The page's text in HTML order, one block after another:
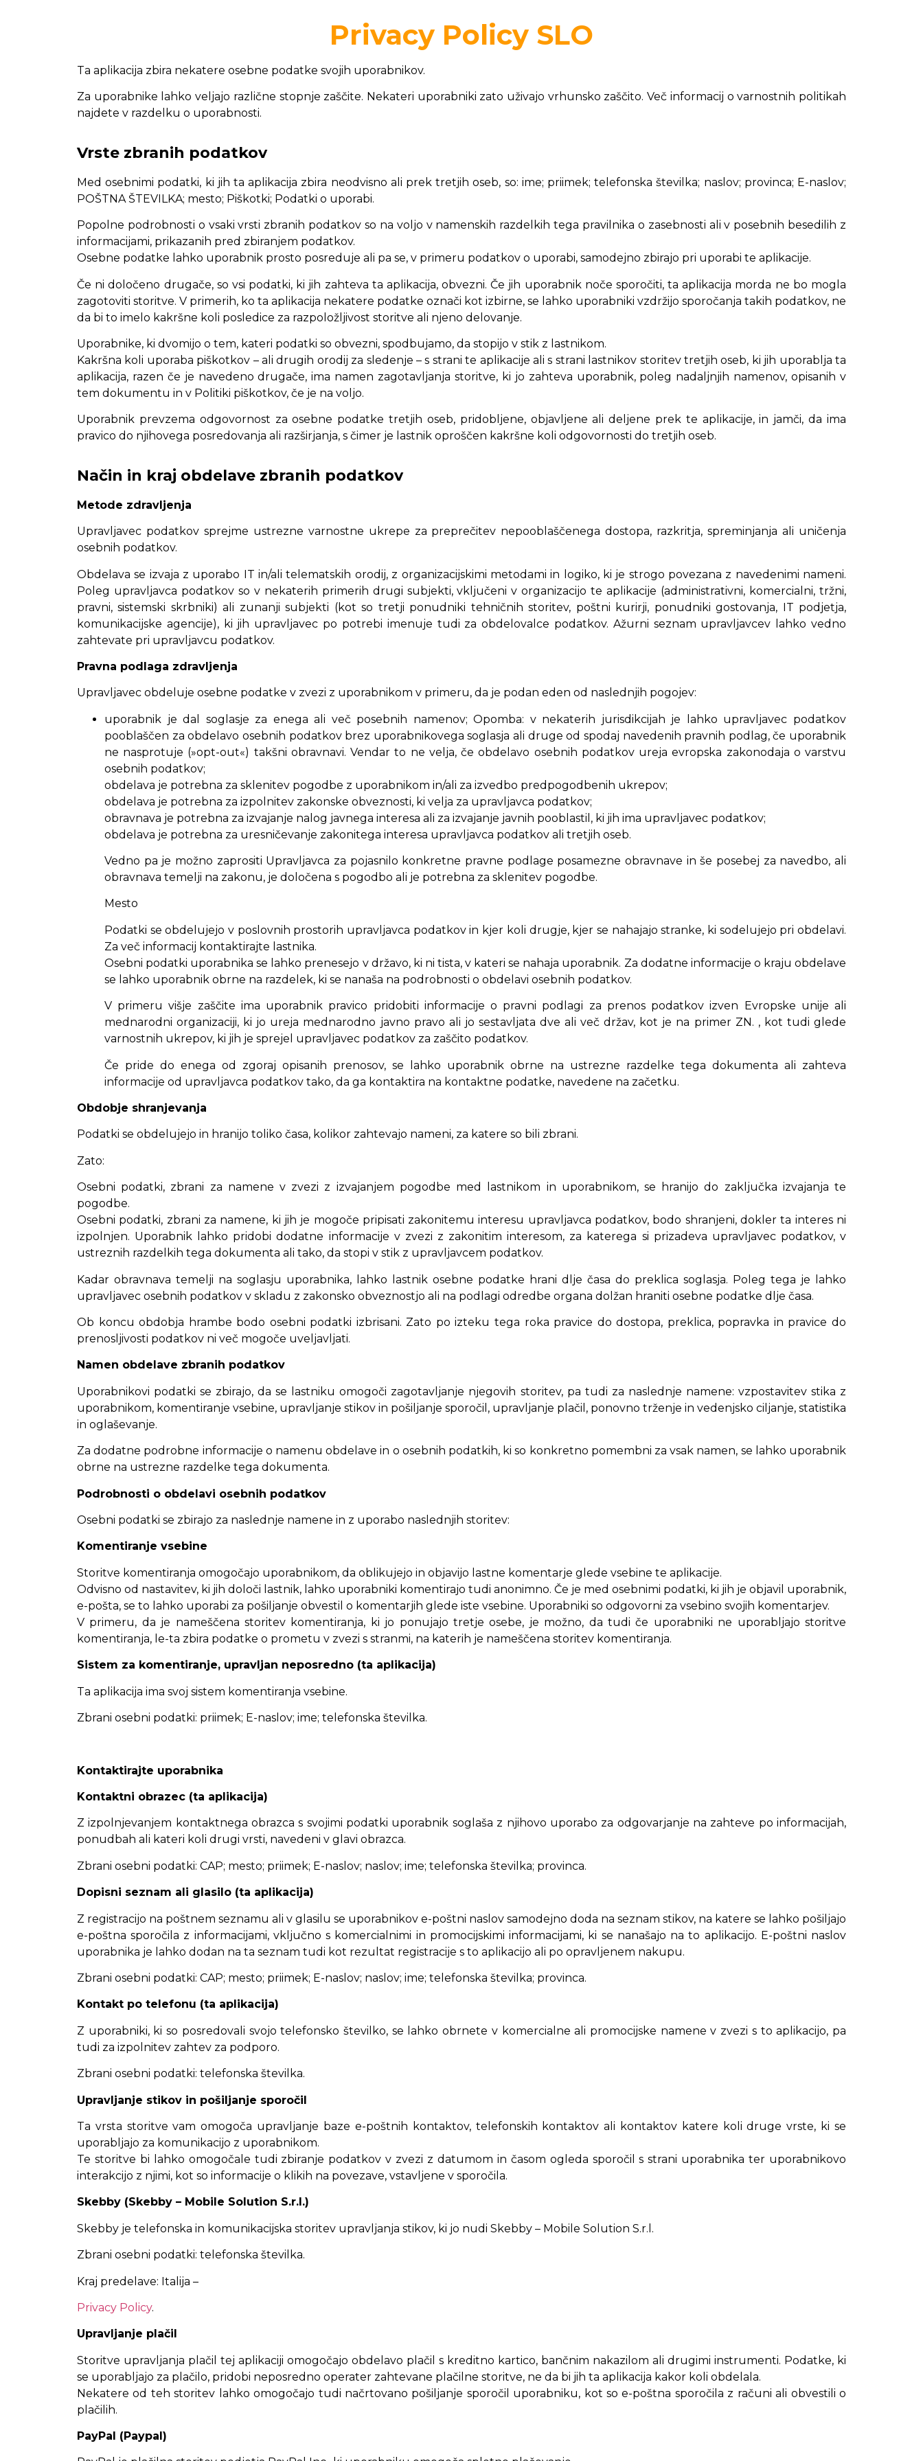
Privacy Policy SLO
Ta aplikacija zbira nekatere osebne podatke svojih uporabnikov.
Za uporabnike lahko veljajo različne stopnje zaščite. Nekateri uporabniki zato uživajo vrhunsko zaščito. Več informacij o varnostnih politikah
najdete v razdelku o uporabnosti.
Vrste zbranih podatkov
Med osebnimi podatki, ki jih ta aplikacija zbira neodvisno ali prek tretjih oseb, so: ime; priimek; telefonska številka; naslov; provinca; E-naslov;
POŠTNA ŠTEVILKA; mesto; Piškotki; Podatki o uporabi.
Popolne podrobnosti o vsaki vrsti zbranih podatkov so na voljo v namenskih razdelkih tega pravilnika o zasebnosti ali v posebnih besedilih z
informacijami, prikazanih pred zbiranjem podatkov.
Osebne podatke lahko uporabnik prosto posreduje ali pa se, v primeru podatkov o uporabi, samodejno zbirajo pri uporabi te aplikacije.
Če ni določeno drugače, so vsi podatki, ki jih zahteva ta aplikacija, obvezni. Če jih uporabnik noče sporočiti, ta aplikacija morda ne bo mogla
zagotoviti storitve. V primerih, ko ta aplikacija nekatere podatke označi kot izbirne, se lahko uporabniki vzdržijo sporočanja takih podatkov, ne
da bi to imelo kakršne koli posledice za razpoložljivost storitve ali njeno delovanje.
Uporabnike, ki dvomijo o tem, kateri podatki so obvezni, spodbujamo, da stopijo v stik z lastnikom.
Kakršna koli uporaba piškotkov – ali drugih orodij za sledenje – s strani te aplikacije ali s strani lastnikov storitev tretjih oseb, ki jih uporablja ta
aplikacija, razen če je navedeno drugače, ima namen zagotavljanja storitve, ki jo zahteva uporabnik, poleg nadaljnjih namenov, opisanih v
tem dokumentu in v Politiki piškotkov, če je na voljo.
Uporabnik prevzema odgovornost za osebne podatke tretjih oseb, pridobljene, objavljene ali deljene prek te aplikacije, in jamči, da ima
pravico do njihovega posredovanja ali razširjanja, s čimer je lastnik oproščen kakršne koli odgovornosti do tretjih oseb.
Način in kraj obdelave zbranih podatkov
Metode zdravljenja
Upravljavec podatkov sprejme ustrezne varnostne ukrepe za preprečitev nepooblaščenega dostopa, razkritja, spreminjanja ali uničenja
osebnih podatkov.
Obdelava se izvaja z uporabo IT in/ali telematskih orodij, z organizacijskimi metodami in logiko, ki je strogo povezana z navedenimi nameni.
Poleg upravljavca podatkov so v nekaterih primerih drugi subjekti, vključeni v organizacijo te aplikacije (administrativni, komercialni, tržni,
pravni, sistemski skrbniki) ali zunanji subjekti (kot so tretji ponudniki tehničnih storitev, poštni kurirji, ponudniki gostovanja, IT podjetja,
komunikacijske agencije), ki jih upravljavec po potrebi imenuje tudi za obdelovalce podatkov. Ažurni seznam upravljavcev lahko vedno
zahtevate pri upravljavcu podatkov.
Pravna podlaga zdravljenja
Upravljavec obdeluje osebne podatke v zvezi z uporabnikom v primeru, da je podan eden od naslednjih pogojev:
uporabnik je dal soglasje za enega ali več posebnih namenov; Opomba: v nekaterih jurisdikcijah je lahko upravljavec podatkov
pooblaščen za obdelavo osebnih podatkov brez uporabnikovega soglasja ali druge od spodaj navedenih pravnih podlag, če uporabnik
ne nasprotuje (»opt-out«) takšni obravnavi. Vendar to ne velja, če obdelavo osebnih podatkov ureja evropska zakonodaja o varstvu
osebnih podatkov;
obdelava je potrebna za sklenitev pogodbe z uporabnikom in/ali za izvedbo predpogodbenih ukrepov;
obdelava je potrebna za izpolnitev zakonske obveznosti, ki velja za upravljavca podatkov;
obravnava je potrebna za izvajanje nalog javnega interesa ali za izvajanje javnih pooblastil, ki jih ima upravljavec podatkov;
obdelava je potrebna za uresničevanje zakonitega interesa upravljavca podatkov ali tretjih oseb.
Vedno pa je možno zaprositi Upravljavca za pojasnilo konkretne pravne podlage posamezne obravnave in še posebej za navedbo, ali
obravnava temelji na zakonu, je določena s pogodbo ali je potrebna za sklenitev pogodbe.
Mesto
Podatki se obdelujejo v poslovnih prostorih upravljavca podatkov in kjer koli drugje, kjer se nahajajo stranke, ki sodelujejo pri obdelavi.
Za več informacij kontaktirajte lastnika.
Osebni podatki uporabnika se lahko prenesejo v državo, ki ni tista, v kateri se nahaja uporabnik. Za dodatne informacije o kraju obdelave
se lahko uporabnik obrne na razdelek, ki se nanaša na podrobnosti o obdelavi osebnih podatkov.
V primeru višje zaščite ima uporabnik pravico pridobiti informacije o pravni podlagi za prenos podatkov izven Evropske unije ali
mednarodni organizaciji, ki jo ureja mednarodno javno pravo ali jo sestavljata dve ali več držav, kot je na primer ZN. , kot tudi glede
varnostnih ukrepov, ki jih je sprejel upravljavec podatkov za zaščito podatkov.
Če pride do enega od zgoraj opisanih prenosov, se lahko uporabnik obrne na ustrezne razdelke tega dokumenta ali zahteva
informacije od upravljavca podatkov tako, da ga kontaktira na kontaktne podatke, navedene na začetku.
Obdobje shranjevanja
Podatki se obdelujejo in hranijo toliko časa, kolikor zahtevajo nameni, za katere so bili zbrani.
Zato:
Osebni podatki, zbrani za namene v zvezi z izvajanjem pogodbe med lastnikom in uporabnikom, se hranijo do zaključka izvajanja te
pogodbe.
Osebni podatki, zbrani za namene, ki jih je mogoče pripisati zakonitemu interesu upravljavca podatkov, bodo shranjeni, dokler ta interes ni
izpolnjen. Uporabnik lahko pridobi dodatne informacije v zvezi z zakonitim interesom, za katerega si prizadeva upravljavec podatkov, v
ustreznih razdelkih tega dokumenta ali tako, da stopi v stik z upravljavcem podatkov.
Kadar obravnava temelji na soglasju uporabnika, lahko lastnik osebne podatke hrani dlje časa do preklica soglasja. Poleg tega je lahko
upravljavec osebnih podatkov v skladu z zakonsko obveznostjo ali na podlagi odredbe organa dolžan hraniti osebne podatke dlje časa.
Ob koncu obdobja hrambe bodo osebni podatki izbrisani. Zato po izteku tega roka pravice do dostopa, preklica, popravka in pravice do
prenosljivosti podatkov ni več mogoče uveljavljati.
Namen obdelave zbranih podatkov
Uporabnikovi podatki se zbirajo, da se lastniku omogoči zagotavljanje njegovih storitev, pa tudi za naslednje namene: vzpostavitev stika z
uporabnikom, komentiranje vsebine, upravljanje stikov in pošiljanje sporočil, upravljanje plačil, ponovno trženje in vedenjsko ciljanje, statistika
in oglaševanje.
Za dodatne podrobne informacije o namenu obdelave in o osebnih podatkih, ki so konkretno pomembni za vsak namen, se lahko uporabnik
obrne na ustrezne razdelke tega dokumenta.
Podrobnosti o obdelavi osebnih podatkov
Osebni podatki se zbirajo za naslednje namene in z uporabo naslednjih storitev:
Komentiranje vsebine
Storitve komentiranja omogočajo uporabnikom, da oblikujejo in objavijo lastne komentarje glede vsebine te aplikacije.
Odvisno od nastavitev, ki jih določi lastnik, lahko uporabniki komentirajo tudi anonimno. Če je med osebnimi podatki, ki jih je objavil uporabnik,
e-pošta, se to lahko uporabi za pošiljanje obvestil o komentarjih glede iste vsebine. Uporabniki so odgovorni za vsebino svojih komentarjev.
V primeru, da je nameščena storitev komentiranja, ki jo ponujajo tretje osebe, je možno, da tudi če uporabniki ne uporabljajo storitve
komentiranja, le-ta zbira podatke o prometu v zvezi s stranmi, na katerih je nameščena storitev komentiranja.
Sistem za komentiranje, upravljan neposredno (ta aplikacija)
Ta aplikacija ima svoj sistem komentiranja vsebine.
Zbrani osebni podatki: priimek; E-naslov; ime; telefonska številka.
Kontaktirajte uporabnika
Kontaktni obrazec (ta aplikacija)
Z izpolnjevanjem kontaktnega obrazca s svojimi podatki uporabnik soglaša z njihovo uporabo za odgovarjanje na zahteve po informacijah,
ponudbah ali kateri koli drugi vrsti, navedeni v glavi obrazca.
Zbrani osebni podatki: CAP; mesto; priimek; E-naslov; naslov; ime; telefonska številka; provinca.
Dopisni seznam ali glasilo (ta aplikacija)
Z registracijo na poštnem seznamu ali v glasilu se uporabnikov e-poštni naslov samodejno doda na seznam stikov, na katere se lahko pošiljajo
e-poštna sporočila z informacijami, vključno s komercialnimi in promocijskimi informacijami, ki se nanašajo na to aplikacijo. E-poštni naslov
uporabnika je lahko dodan na ta seznam tudi kot rezultat registracije s to aplikacijo ali po opravljenem nakupu.
Zbrani osebni podatki: CAP; mesto; priimek; E-naslov; naslov; ime; telefonska številka; provinca.
Kontakt po telefonu (ta aplikacija)
Z uporabniki, ki so posredovali svojo telefonsko številko, se lahko obrnete v komercialne ali promocijske namene v zvezi s to aplikacijo, pa
tudi za izpolnitev zahtev za podporo.
Zbrani osebni podatki: telefonska številka.
Upravljanje stikov in pošiljanje sporočil
Ta vrsta storitve vam omogoča upravljanje baze e-poštnih kontaktov, telefonskih kontaktov ali kontaktov katere koli druge vrste, ki se
uporabljajo za komunikacijo z uporabnikom.
Te storitve bi lahko omogočale tudi zbiranje podatkov v zvezi z datumom in časom ogleda sporočil s strani uporabnika ter uporabnikovo
interakcijo z njimi, kot so informacije o klikih na povezave, vstavljene v sporočila.
Skebby (Skebby – Mobile Solution S.r.l.)
Skebby je telefonska in komunikacijska storitev upravljanja stikov, ki jo nudi Skebby – Mobile Solution S.r.l.
Zbrani osebni podatki: telefonska številka.
Kraj predelave: Italija –
Privacy Policy.
Upravljanje plačil
Storitve upravljanja plačil tej aplikaciji omogočajo obdelavo plačil s kreditno kartico, bančnim nakazilom ali drugimi instrumenti. Podatke, ki
se uporabljajo za plačilo, pridobi neposredno operater zahtevane plačilne storitve, ne da bi jih ta aplikacija kakor koli obdelala.
Nekatere od teh storitev lahko omogočajo tudi načrtovano pošiljanje sporočil uporabniku, kot so e-poštna sporočila z računi ali obvestili o
plačilih.
PayPal (Paypal)